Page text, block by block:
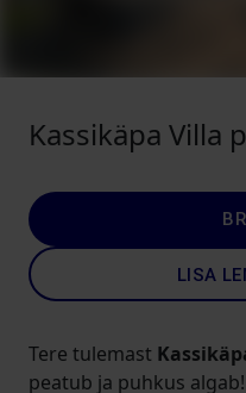
Kassikäpa Villa
LISA
Tere tulemast
peatub ja puhkus algab!